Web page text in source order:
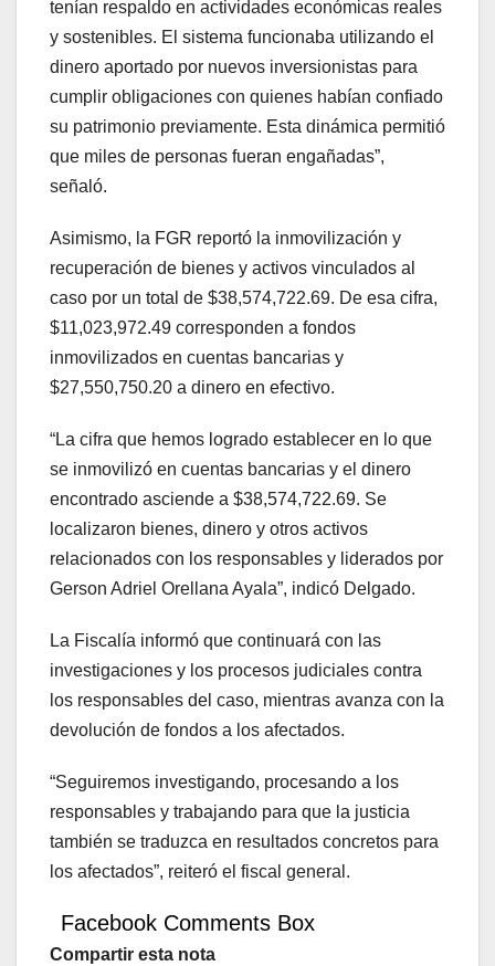
tenían respaldo en actividades económicas reales
y sostenibles. El sistema funcionaba utilizando el
dinero aportado por nuevos inversionistas para
cumplir obligaciones con quienes habían confiado
su patrimonio previamente. Esta dinámica permitió
que miles de personas fueran engañadas”,
señaló.
Asimismo, la FGR reportó la inmovilización y
recuperación de bienes y activos vinculados al
caso por un total de $38,574,722.69. De esa cifra,
$11,023,972.49 corresponden a fondos
inmovilizados en cuentas bancarias y
$27,550,750.20 a dinero en efectivo.
“La cifra que hemos logrado establecer en lo que
se inmovilizó en cuentas bancarias y el dinero
encontrado asciende a $38,574,722.69. Se
localizaron bienes, dinero y otros activos
relacionados con los responsables y liderados por
Gerson Adriel Orellana Ayala”, indicó Delgado.
La Fiscalía informó que continuará con las
investigaciones y los procesos judiciales contra
los responsables del caso, mientras avanza con la
devolución de fondos a los afectados.
“Seguiremos investigando, procesando a los
responsables y trabajando para que la justicia
también se traduzca en resultados concretos para
los afectados”, reiteró el fiscal general.
Facebook Comments Box
Compartir esta nota